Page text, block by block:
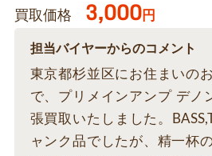
買取価格 3,000円
担当バイヤーからのコメント
東京都杉並区にお住まいの
で、プリメインアンプ デノ
張買取いたしました。
ャンク品でしたが、精一杯